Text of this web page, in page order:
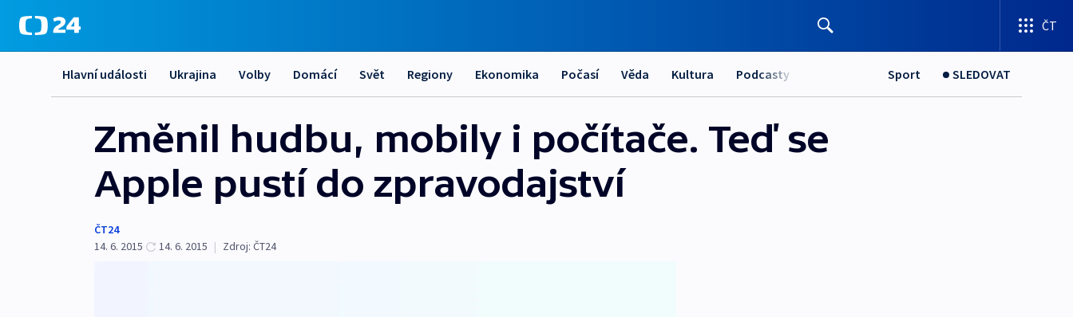
ČT
Hlavní události Ukrajina Volby Domácí Svět Regiony Ekonomika Počasí Věda Kultura Podcasty Sport SLEDOVAT
Změnil hudbu, mobily i počítače. Teď se
Apple pustí do zpravodajství
ČT24
14. 6. 2015
14. 6. 2015 | Zdroj: ČT24